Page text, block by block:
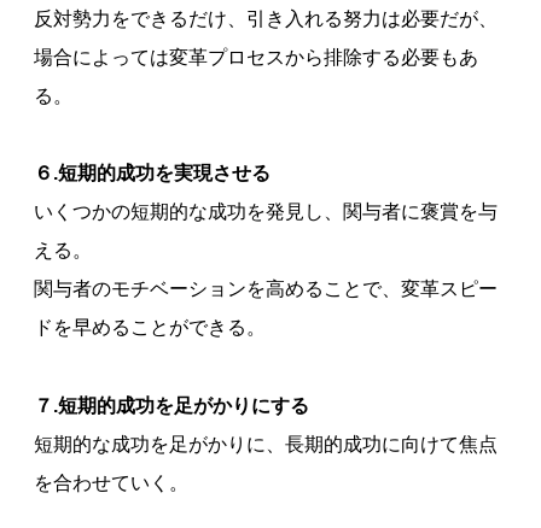
反対勢力をできるだけ、引き入れる努力は必要だが、
場合によっては変革プロセスから排除する必要もあ
る。
６.短期的成功を実現させる
いくつかの短期的な成功を発見し、関与者に褒賞を与
える。
関与者のモチベーションを高めることで、変革スピー
ドを早めることができる。
７.短期的成功を足がかりにする
短期的な成功を足がかりに、長期的成功に向けて焦点
を合わせていく。